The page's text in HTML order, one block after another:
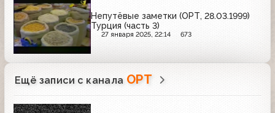
Непутёвые заметки (ОРТ, 28.03.1999)
Турция (часть 3)
27 января 2025, 22:14 673
Ещё записи с канала ОРТ